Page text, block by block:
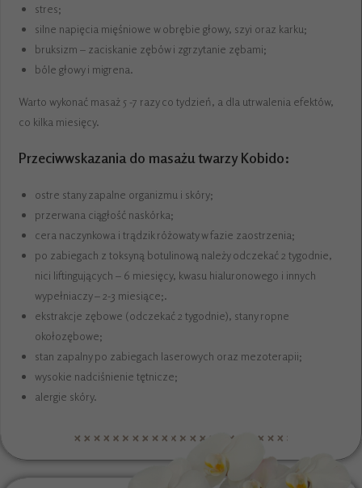
stres;
silne napięcia mięśniowe w obrębie głowy, szyi oraz karku;
bruksizm – zaciskanie zębów i zgrzytanie zębami;
bóle głowy i migrena.
Warto wykonać masaż 5 -7 razy co tydzień, a dla utrwalenia efektów,
co kilka miesięcy.
Przeciwwskazania do masażu twarzy Kobido:
ostre stany zapalne organizmu i skóry;
przerwana ciągłość naskórka;
cera naczynkowa i trądzik różowaty w fazie zaostrzenia;
po zabiegach z toksyną botulinową należy odczekać 2 tygodnie,
nici liftingujących – 6 miesięcy, kwasu hialuronowego i innych
wypełniaczy – 2-3 miesiące;.
ekstrakcje zębowe (odczekać 2 tygodnie), stany ropne
okołozębowe;
stan zapalny po zabiegach laserowych oraz mezoterapii;
wysokie nadciśnienie tętnicze;
alergie skóry.